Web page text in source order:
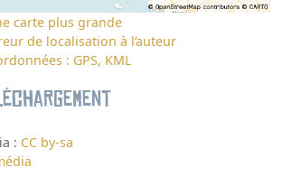
carte plus grande
de localisation à l’auteur
: GPS, KML
: CC by-sa